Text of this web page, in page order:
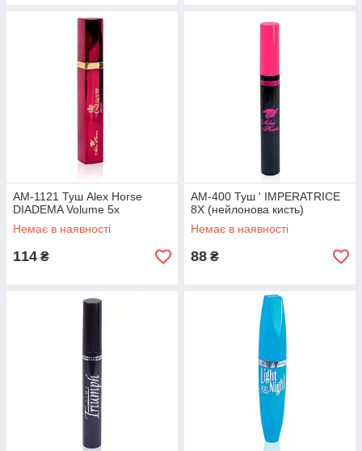
AM-1121 Туш Alex Horse
DIADEMA Volume 5x
Немає в наявності
114 ₴
AM-400 Туш ' IMPERATRICE
8X (нейлонова кисть)
Немає в наявності
88 ₴